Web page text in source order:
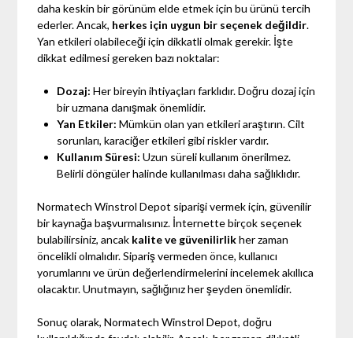
daha keskin bir görünüm elde etmek için bu ürünü tercih
ederler. Ancak, herkes için uygun bir seçenek değildir.
Yan etkileri olabileceği için dikkatli olmak gerekir. İşte
dikkat edilmesi gereken bazı noktalar:
Dozaj: Her bireyin ihtiyaçları farklıdır. Doğru dozaj için
bir uzmana danışmak önemlidir.
Yan Etkiler: Mümkün olan yan etkileri araştırın. Cilt
sorunları, karaciğer etkileri gibi riskler vardır.
Kullanım Süresi: Uzun süreli kullanım önerilmez.
Belirli döngüler halinde kullanılması daha sağlıklıdır.
Normatech Winstrol Depot siparişi vermek için, güvenilir
bir kaynağa başvurmalısınız. İnternette birçok seçenek
bulabilirsiniz, ancak kalite ve güvenilirlikher zaman
öncelikli olmalıdır. Sipariş vermeden önce, kullanıcı
yorumlarını ve ürün değerlendirmelerini incelemek akıllıca
olacaktır. Unutmayın, sağlığınız her şeyden önemlidir.
Sonuç olarak, Normatech Winstrol Depot, doğru